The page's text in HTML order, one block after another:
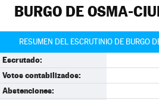
BURGO DE OSMA-
RESUMEN DEL ESCRUTINIO DE BURGO
Escrutado:
Votos contabilizados:
Abstenciones: